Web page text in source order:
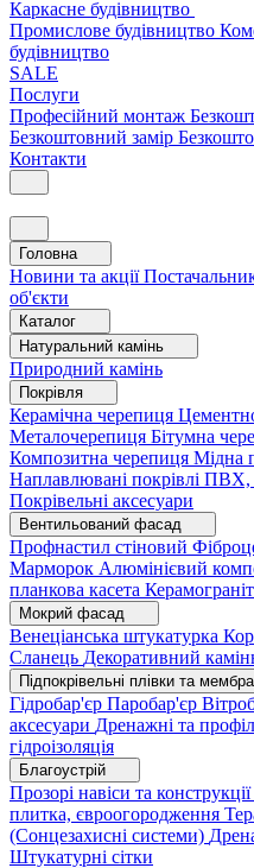
Каркасне будівництво
Промислове будівництво
будівництво
SALE
Послуги
Професійний монтаж
Безкоштовний замір
Контакти
Головна
Новини та акції
об'єкти
Каталог
Натуральний камінь
Природний камінь
Покрівля
Керамічна черепиця
Металочерепиця Бітумна
Композитна черепиця Мідна
Наплавлювані покрівлі ПВХ,
Покрівельні аксесуари
Вентильований фасад
Профнастил стіновий
Марморок Алюмінієвий
планкова касета Керамограніт
Мокрий фасад
Венеціанська штукатурка
Сланець Декоративний
Підпокрівельні плівки та
Гідробар'єр Паробар'єр
аксесуари Дренажні та
гідроізоляція
Благоустрій
Прозорі навіси та конструкції
плитка, євроогородження
(Сонцезахисні системи)
Штукатурні сітки